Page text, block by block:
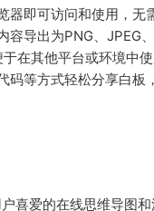
器即可访问和使用，无
容导出为PNG、JPEG、
在其他平台或环境中
码等方式轻松分享白板
喜爱的在线思维导图